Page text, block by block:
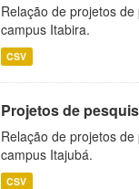
Relação de projetos
campus Itabira.
CSV
Projetos de
Relação de projetos
campus Itajubá.
CSV